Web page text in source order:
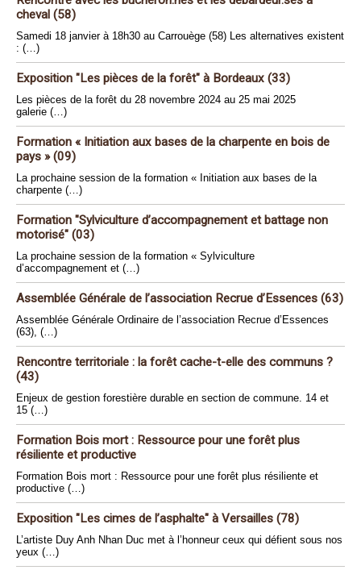
cheval (58)
Samedi 18 janvier à 18h30 au Carrouège (58) Les alternatives existent
: (…)
Exposition "Les pièces de la forêt" à Bordeaux (33)
Les pièces de la forêt du 28 novembre 2024 au 25 mai 2025
galerie (…)
Formation « Initiation aux bases de la charpente en bois de
pays » (09)
La prochaine session de la formation « Initiation aux bases de la
charpente (…)
Formation "Sylviculture d’accompagnement et battage non
motorisé" (03)
La prochaine session de la formation « Sylviculture
d’accompagnement et (…)
Assemblée Générale de l’association Recrue d’Essences (63)
Assemblée Générale Ordinaire de l’association Recrue d’Essences
(63), (…)
Rencontre territoriale : la forêt cache-t-elle des communs ?
(43)
Enjeux de gestion forestière durable en section de commune. 14 et
15 (…)
Formation Bois mort : Ressource pour une forêt plus
résiliente et productive
Formation Bois mort : Ressource pour une forêt plus résiliente et
productive (…)
Exposition "Les cimes de l’asphalte" à Versailles (78)
L’artiste Duy Anh Nhan Duc met à l’honneur ceux qui défient sous nos
yeux (…)